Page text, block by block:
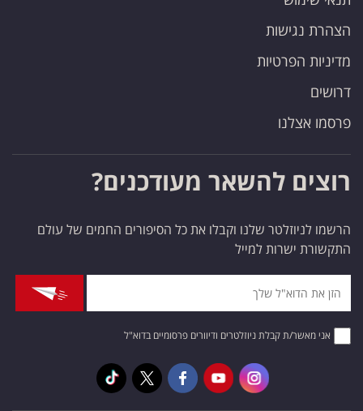
הצהרת נגישות
מדיניות הפרטיות
דרושים
פרסמו אצלנו
רוצים להשאר מעודכנים?
הרשמו לניוזלטר שלנו וקבלו את כל הסיפורים החמים של עולם
התקשורת ישרות למייל
אני מאשר/ת קבלת ניוזלטרים ודיוורים פרסומיים בדוא"ל